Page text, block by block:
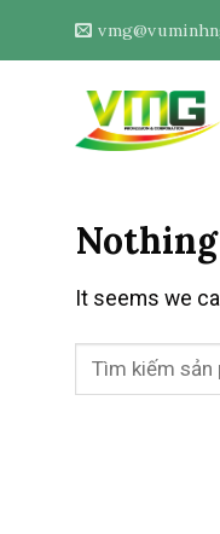
It seems we